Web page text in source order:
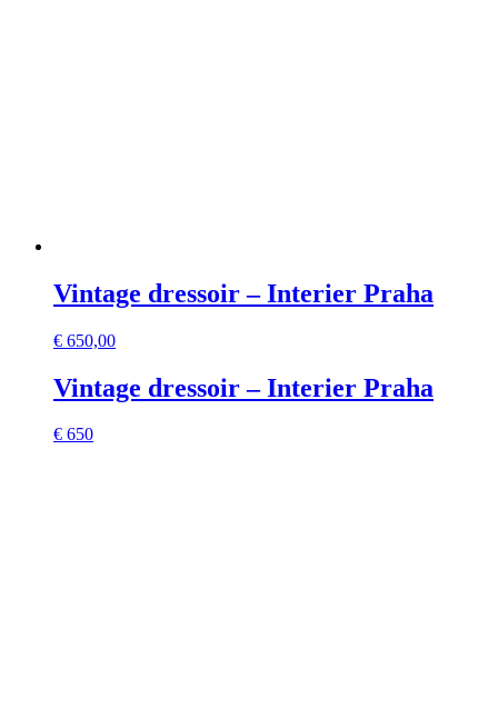
Vintage dressoir – Interier Praha
€ 650,00
Vintage dressoir – Interier Praha
€ 650